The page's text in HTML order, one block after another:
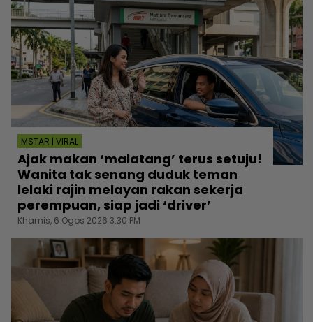
MSTAR | VIRAL
Ajak makan ‘malatang’ terus setuju!
Wanita tak senang duduk teman
lelaki rajin melayan rakan sekerja
perempuan, siap jadi ‘driver’
Khamis, 6 Ogos 2026 3:30 PM